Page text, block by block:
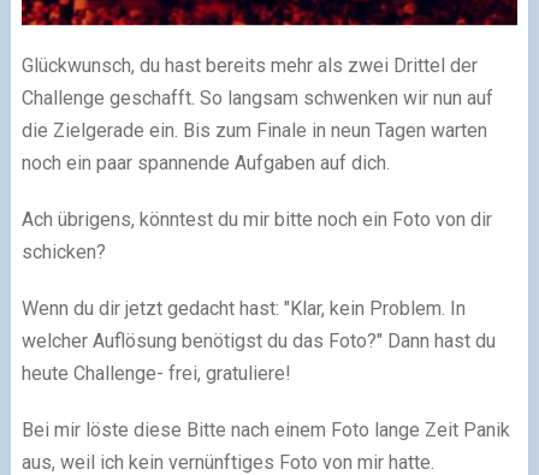
Glückwunsch, du hast bereits mehr als zwei Drittel der
Challenge geschafft. So langsam schwenken wir nun auf
die Zielgerade ein. Bis zum Finale in neun Tagen warten
noch ein paar spannende Aufgaben auf dich.
Ach übrigens, könntest du mir bitte noch ein Foto von dir
schicken?
Wenn du dir jetzt gedacht hast: "Klar, kein Problem. In
welcher Auflösung benötigst du das Foto?" Dann hast du
heute Challenge- frei, gratuliere!
Bei mir löste diese Bitte nach einem Foto lange Zeit Panik
aus, weil ich kein vernünftiges Foto von mir hatte.